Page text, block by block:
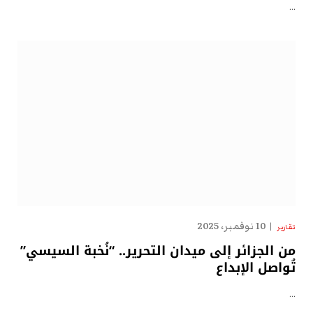
…
تقارير 10 نوفمبر، 2025
من الجزائر إلى ميدان التحرير.. “نُخبة السيسي”
تُواصل الإبداع
…